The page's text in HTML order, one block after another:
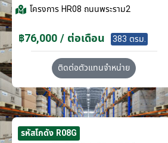
โครงการHR08 ถนนพระราม2
฿76,000 / ต่อเดือน 383 ตรม.
ติดต่อตัวแทนจำหน่าย
รหัสโกดัง R08G